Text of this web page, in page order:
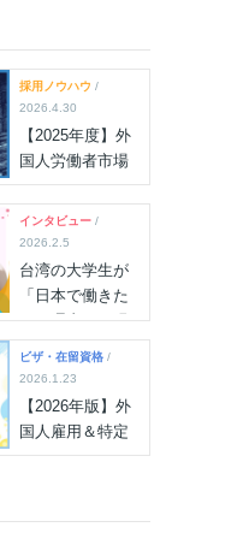
採用ノウハウ /
2026.4.30
【2025年度】外
国人労働者市場
の“分岐点”に！雇
用状況最新デー
タが示す大きな
変化を解説
インタビュー /
2026.2.5
台湾の大学生が
「日本で働きた
い」理由は？現
地の学生取材か
ら見えたリアル
ビザ・在留資格 /
2026.1.23
【2026年版】外
国人雇用＆特定
技能ニュース